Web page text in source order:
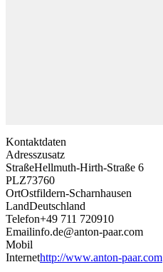
Kontaktdaten
Adresszusatz
StraßeHellmuth-Hirth-Straße 6
PLZ73760
OrtOstfildern-Scharnhausen
LandDeutschland
Telefon+49 711 720910
Emailinfo.de@anton-paar.com
Mobil
Internethttp://www.anton-paar.com